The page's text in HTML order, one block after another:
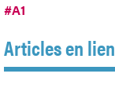
#A1
Articles en lien